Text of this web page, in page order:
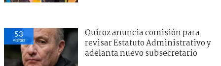
53
visitas
Quiroz anuncia comisión para
revisar Estatuto Administrativo y
adelanta nuevo subsecretario